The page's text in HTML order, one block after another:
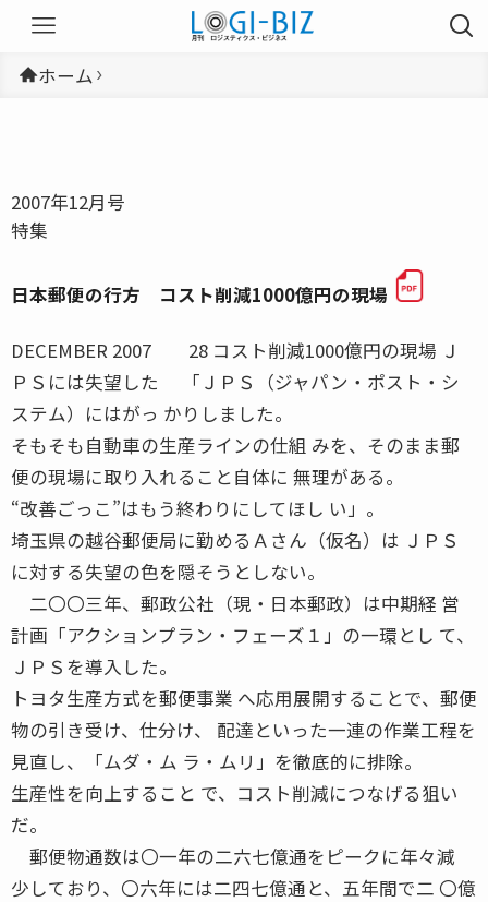
ホーム
2007年12月号
特集
日本郵便の行方 コスト削減1000億円の現場
DECEMBER 2007 28 コスト削減1000億円の現場 Ｊ
ＰＳには失望した 「ＪＰＳ（ジャパン・ポスト・シ
ステム）にはがっ かりしました。
そもそも自動車の生産ラインの仕組 みを、そのまま郵
便の現場に取り入れること自体に 無理がある。
“改善ごっこ”はもう終わりにしてほし い」。
埼玉県の越谷郵便局に勤めるＡさん（仮名）は ＪＰＳ
に対する失望の色を隠そうとしない。
二〇〇三年、郵政公社（現・日本郵政）は中期経 営
計画「アクションプラン・フェーズ１」の一環とし て、
ＪＰＳを導入した。
トヨタ生産方式を郵便事業 へ応用展開することで、郵便
物の引き受け、仕分け、 配達といった一連の作業工程を
見直し、「ムダ・ム ラ・ムリ」を徹底的に排除。
生産性を向上すること で、コスト削減につなげる狙い
だ。
郵便物通数は〇一年の二六七億通をピークに年々減
少しており、〇六年には二四七億通と、五年間で二 〇億